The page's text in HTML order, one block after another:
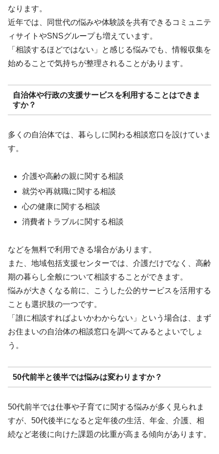
なります。
近年では、同世代の悩みや体験談を共有できるコミュニテ
ィサイトやSNSグループも増えています。
「相談するほどではない」と感じる悩みでも、情報収集を
始めることで気持ちが整理されることがあります。
自治体や行政の支援サービスを利用することはできま
すか？
多くの自治体では、暮らしに関わる相談窓口を設けていま
す。
介護や高齢の親に関する相談
就労や再就職に関する相談
心の健康に関する相談
消費者トラブルに関する相談
などを無料で利用できる場合があります。
また、地域包括支援センターでは、介護だけでなく、高齢
期の暮らし全般について相談することができます。
悩みが大きくなる前に、こうした公的サービスを活用する
ことも選択肢の一つです。
「誰に相談すればよいかわからない」という場合は、まず
お住まいの自治体の相談窓口を調べてみるとよいでしょ
う。
50代前半と後半では悩みは変わりますか？
50代前半では仕事や子育てに関する悩みが多く見られま
すが、50代後半になると定年後の生活、年金、介護、相
続など老後に向けた課題の比重が高まる傾向があります。